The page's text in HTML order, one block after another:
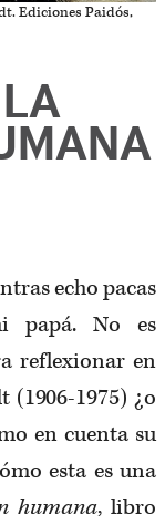
Ediciones Paidós,
echo pacas
papá. No es
reflexionar en
1975) ¿o
en cuenta su
esta es una
humana, libro